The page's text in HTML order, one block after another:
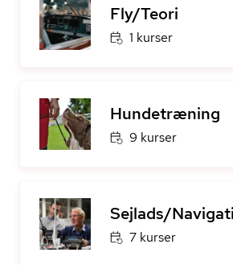
Fly/Teori
1 kurser
Hundetræning
9 kurser
Sejlads/
7 kurser